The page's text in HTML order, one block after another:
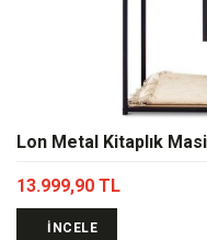
Lon Metal Kitaplık
13.999,90 TL
İNCELE